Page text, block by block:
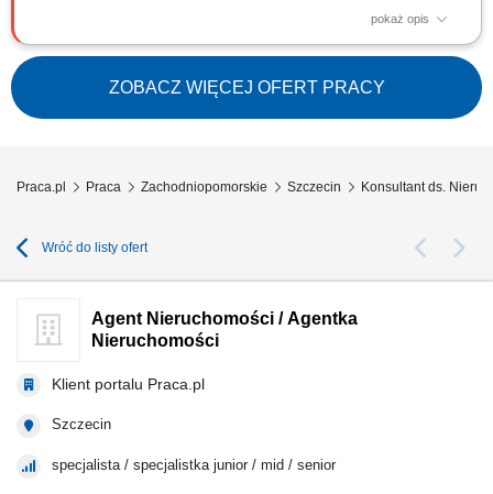
pokaż opis
Gotowość do prowadzenia działalności gospodarczej. Samodzielność i
bardzo dobra organizacja pracy. Wysoka kultura osobista i
odpowiedzialność. Nastawienie na realizację celów i rozwój zawodowy.
Systematyczność i zaangażowanie. Mile widziane doświadczenie w
sprzedaży lub branży...
ZOBACZ WIĘCEJ OFERT PRACY
Praca.pl Praca Zachodniopomorskie Szczecin Konsultant ds.
Wróć do listy ofert
Agent Nieruchomości / Agentka
Nieruchomości
Klient portalu Praca.pl
Szczecin
specjalista / specjalistka junior / mid / senior